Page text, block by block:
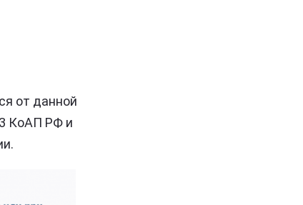
от данной
КоАП РФ и